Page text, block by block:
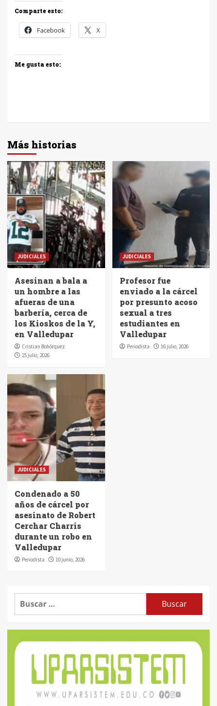
Comparte esto:
Facebook X
Me gusta esto:
Más historias
JUDICIALES
Asesinan a bala a
un hombre a las
afueras de una
barbería, cerca de
los Kioskos de la Y,
en Valledupar
Cristian Bohórquez
25 julio, 2026
JUDICIALES
Profesor fue
enviado a la cárcel
por presunto acoso
sexual a tres
estudiantes en
Valledupar
Periodista 16 julio, 2026
JUDICIALES
Condenado a 50
años de cárcel por
asesinato de Robert
Cerchar Charris
durante un robo en
Valledupar
Periodista 10 junio, 2026
Buscar: